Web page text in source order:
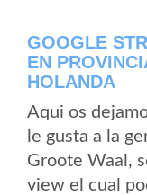
GOOGLE
EN
HOLANDA
Aqui os
le gusta a la
Groote Waal,
view el cual